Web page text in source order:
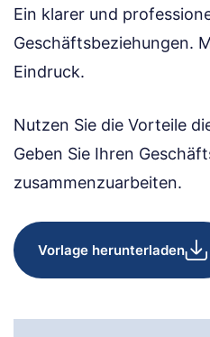
Ein klarer und
Geschäftsbeziehungen.
Eindruck.
Nutzen Sie die Vorteile
Geben Sie Ihren
zusammenzuarbeiten.
Vorlage herunterladen